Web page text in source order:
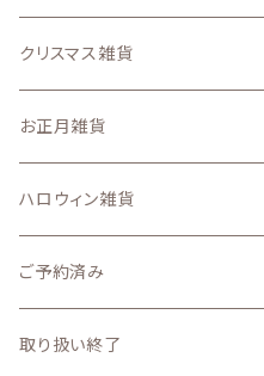
7月
6月
2025
11月の新着商品
10月の新着商品
クリスマス雑貨
お正月雑貨
ハロウィン雑貨
ご予約済み
取り扱い終了